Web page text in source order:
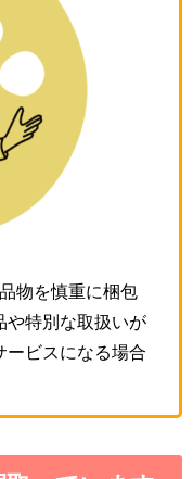
物を慎重に梱包
や特別な取扱いが
ービスになる場合